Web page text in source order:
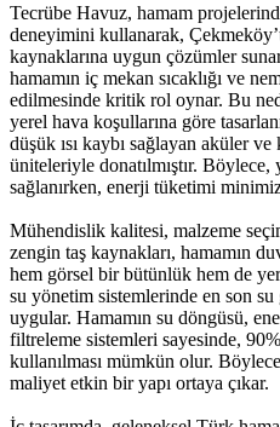
Tecrübe Havuz, hamam
deneyimini kullanarak,
kaynaklarına uygun çözümler
hamamın iç mekan sıcaklığı ve
edilmesinde kritik rol oynar. Bu
yerel hava koşullarına göre
düşük ısı kaybı sağlayan aküler
üniteleriyle donatılmıştır.
sağlanırken, enerji tüketimi
Mühendislik kalitesi, malzeme
zengin taş kaynakları, hamamın
hem görsel bir bütünlük hem de
su yönetim sistemlerinde en son
uygular. Hamamın su döngüsü,
filtreleme sistemleri sayesinde,
kullanılması mümkün olur.
maliyet etkin bir yapı ortaya çıkar.